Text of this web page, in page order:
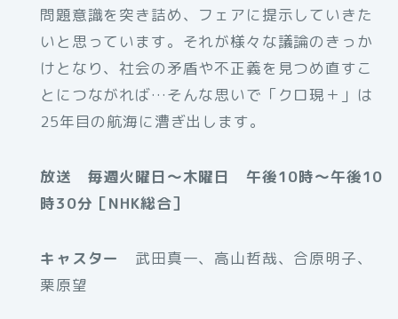
問題意識を突き詰め、フェアに提示していきた
いと思っています。それが様々な議論のきっか
けとなり、社会の矛盾や不正義を見つめ直すこ
とにつながれば…そんな思いで「クロ現＋」は
25年目の航海に漕ぎ出します。
放送 毎週火曜日～木曜日 午後10時～午後10
時30分［NHK総合］
キャスター
武田真一、高山哲哉、合原明子、
栗原望